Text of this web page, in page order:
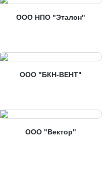
ООО НПО "Эталон"
ООО "БКН-ВЕНТ"
ООО "Вектор"